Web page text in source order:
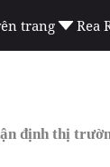
trang Rea
định thị